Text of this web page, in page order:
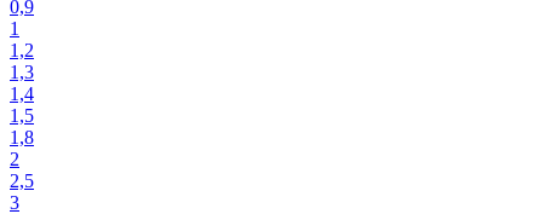
0,9
1
1,2
1,3
1,4
1,5
1,8
2
2,5
3